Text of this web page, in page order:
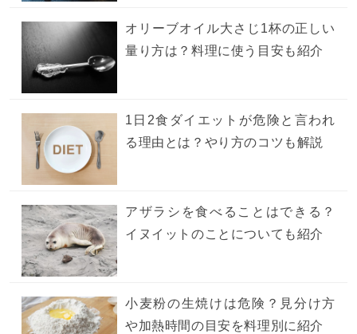
オリーブオイル大さじ1杯の正しい
量り方は？料理に使う目安も紹介
1日2食ダイエットが危険と言われ
る理由とは？やり方のコツも解説
アザラシを食べることはできる？
イヌイットのことについても紹介
小麦粉の生焼けは危険？見分け方
や加熱時間の目安を料理別に紹介